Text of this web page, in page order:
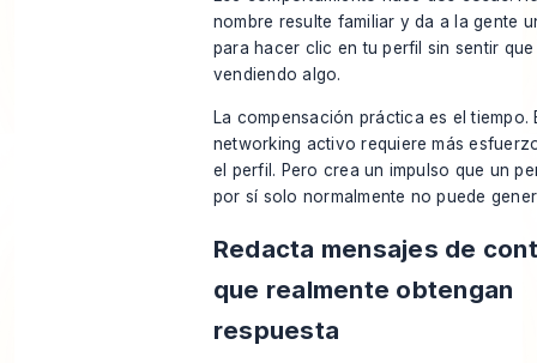
nombre resulte familiar y da a la gente
para hacer clic en tu perfil sin sentir que
vendiendo algo.
La compensación práctica es el tiempo.
networking activo requiere más
el perfil. Pero crea un impulso que un
por sí solo normalmente no puede
Redacta mensajes de
que realmente obtengan
respuesta